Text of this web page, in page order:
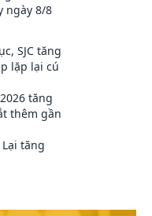
ngày 8/8
SJC tăng
lặp lại cú
tăng
thêm gần
tăng